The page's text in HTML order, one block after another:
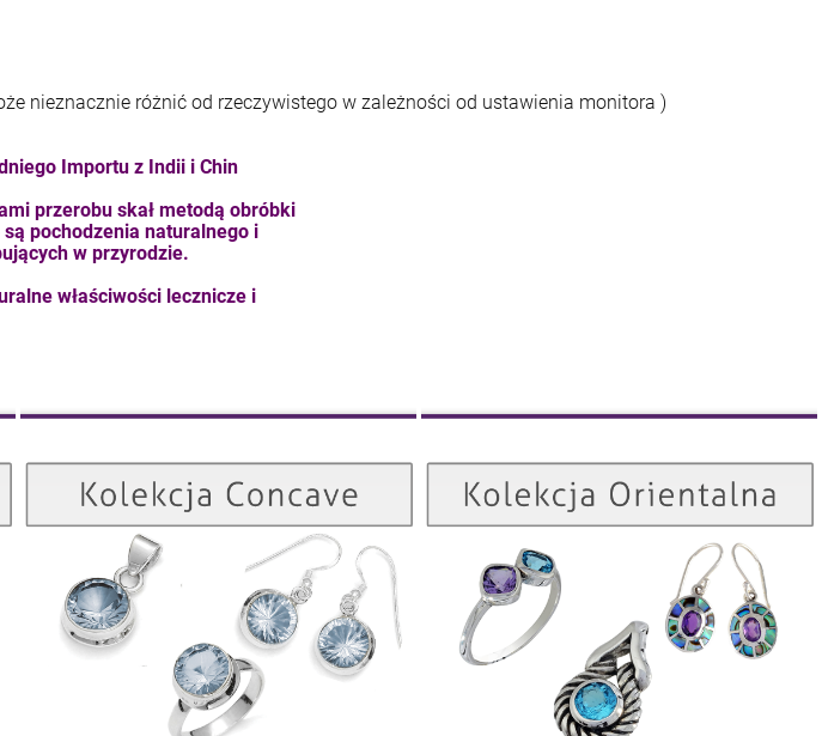
nieznacznie różnić od rzeczywistego w zależności od ustawienia monitora )
Importu z Indii i Chin
przerobu skał metodą obróbki
pochodzenia naturalnego i
w przyrodzie.
właściwości lecznicze i
Kolekcja Concave
ZOBACZ
Kolekcja Orientalna
ZOBACZ